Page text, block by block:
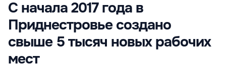
С начала 2017 года в
Приднестровье создано
свыше 5 тысяч новых рабочих
мест